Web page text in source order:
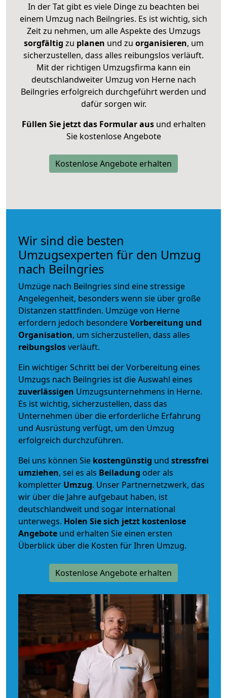
In der Tat gibt es viele Dinge zu beachten bei
einem Umzug nach Beilngries. Es ist wichtig, sich
Zeit zu nehmen, um alle Aspekte des Umzugs
sorgfältig zu planen und zu organisieren, um
sicherzustellen, dass alles reibungslos verläuft.
Mit der richtigen Umzugsfirma kann ein
deutschlandweiter Umzug von Herne nach
Beilngries erfolgreich durchgeführt werden und
dafür sorgen wir.
Füllen Sie jetzt das Formular ausund erhalten
Sie kostenlose Angebote
Kostenlose Angebote erhalten
Wir sind die besten
Umzugsexperten für den Umzug
nach Beilngries
Umzüge nach Beilngries sind eine stressige
Angelegenheit, besonders wenn sie über große
Distanzen stattfinden. Umzüge von Herne
erfordern jedoch besondereVorbereitung und
Organisation, um sicherzustellen, dass alles
reibungslosverläuft.
Ein wichtiger Schritt bei der Vorbereitung eines
Umzugs nach Beilngries ist die Auswahl eines
zuverlässigen Umzugsunternehmens in Herne.
Es ist wichtig, sicherzustellen, dass das
Unternehmen über die erforderliche Erfahrung
und Ausrüstung verfügt, um den Umzug
erfolgreich durchzuführen.
Bei uns können Sie kostengünstig und stressfrei
umziehen, sei es als Beiladung oder als
kompletter Umzug. Unser Partnernetzwerk, das
wir über die Jahre aufgebaut haben, ist
deutschlandweit und sogar international
unterwegs. Holen Sie sich jetzt kostenlose
Angebote und erhalten Sie einen ersten
Überblick über die Kosten für Ihren Umzug.
Kostenlose Angebote erhalten